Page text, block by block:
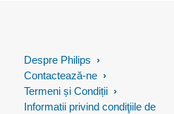
Despre Philips
Contactează-ne
Termeni și Condiții
Informatii privind condiţiile de